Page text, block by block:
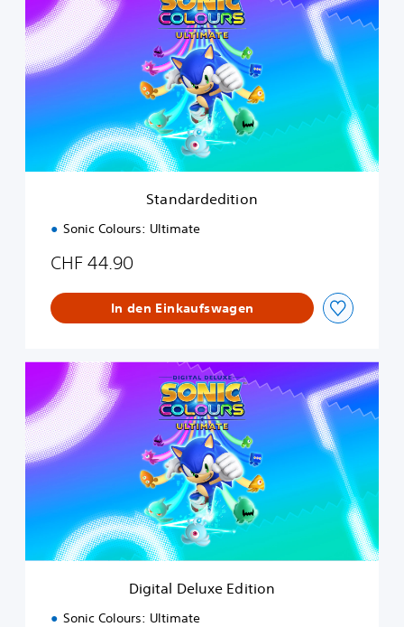
n
d
a
r
t
Standardedition
Sonic Colours: Ultimate
CHF 44.90
In den Einkaufswagen
g
i
t
a
l
x
Digital Deluxe Edition
Sonic Colours: Ultimate